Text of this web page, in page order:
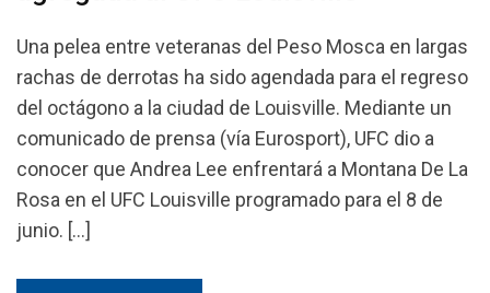
Una pelea entre veteranas del Peso Mosca en largas
rachas de derrotas ha sido agendada para el regreso
del octágono a la ciudad de Louisville. Mediante un
comunicado de prensa (vía Eurosport), UFC dio a
conocer que Andrea Lee enfrentará a Montana De La
Rosa en el UFC Louisville programado para el 8 de
junio. […]